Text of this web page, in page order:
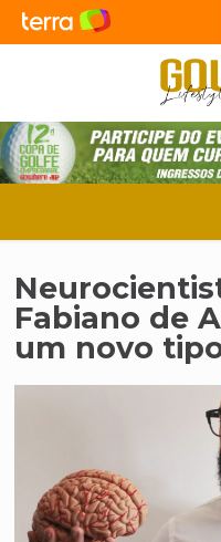
Fabiano de
um novo